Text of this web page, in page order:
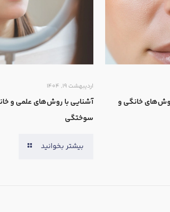
خانگی و
اردیبهشت ۱۹, ۱۴۰۴
آشنایی با روش‌های علمی و
سوختگی
بیشتر بخوانید